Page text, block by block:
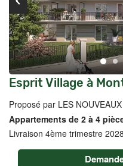
Esprit Village à
Proposé par LES
Appartements de 2 à 4
Livraison 4ème trimestre 2028